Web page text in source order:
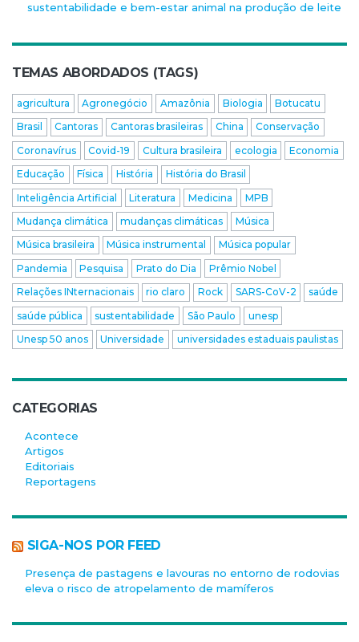
sustentabilidade e bem-estar animal na produção de leite
TEMAS ABORDADOS (TAGS)
agricultura Agronegócio Amazônia Biologia
Botucatu
Brasil
Cantoras Cantoras brasileiras China
Conservação
Coronavírus
Covid-19 Cultura brasileira ecologia
Economia
Educação
Física História
História do Brasil
Inteligência Artificial
Literatura Medicina
MPB
Mudança climática
mudanças climáticas
Música
Música brasileira
Música instrumental
Música popular
Pandemia
Pesquisa Prato do Dia
Prêmio Nobel
Relações INternacionais
rio claro Rock SARS-CoV-2
saúde
saúde pública
sustentabilidade São Paulo
unesp
Unesp 50 anos
Universidade universidades estaduais paulistas
CATEGORIAS
Acontece
Artigos
Editoriais
Reportagens
SIGA-NOS POR FEED
Presença de pastagens e lavouras no entorno de rodovias
eleva o risco de atropelamento de mamíferos